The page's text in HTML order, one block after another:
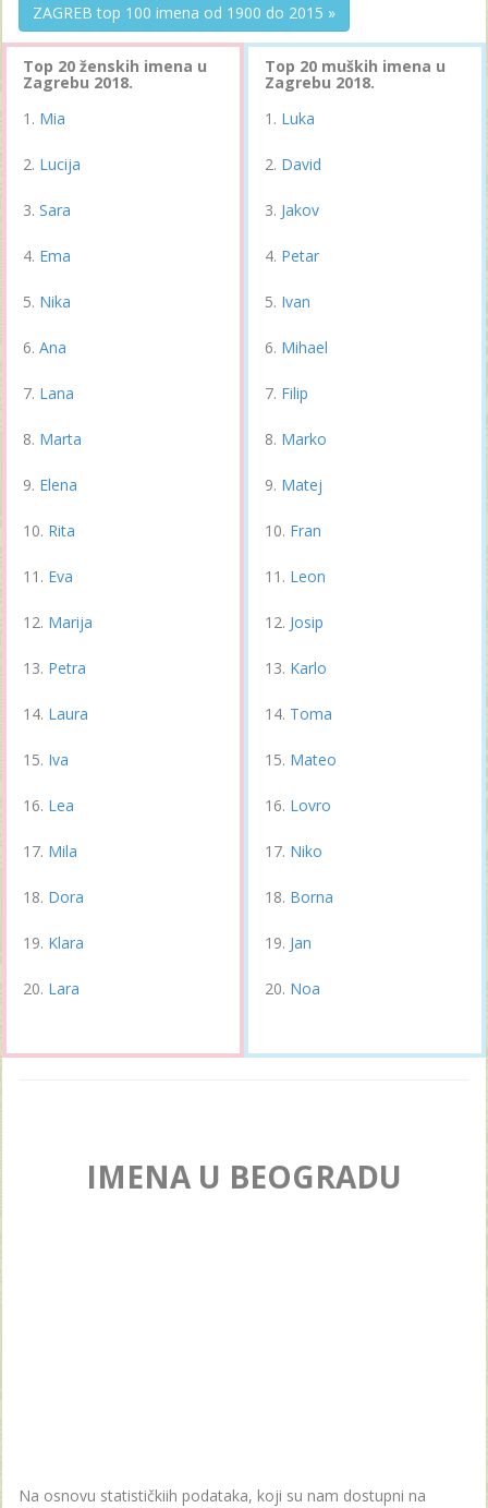
ZAGREB top 100 imena od 1900 do 2015 »
Top 20 ženskih imena u
Zagrebu 2018.
Mia
Lucija
Sara
Ema
Nika
Ana
Lana
Marta
Elena
Rita
Eva
Marija
Petra
Laura
Iva
Lea
Mila
Dora
Klara
Lara
Top 20 muških imena u
Zagrebu 2018.
Luka
David
Jakov
Petar
Ivan
Mihael
Filip
Marko
Matej
Fran
Leon
Josip
Karlo
Toma
Mateo
Lovro
Niko
Borna
Jan
Noa
IMENA U BEOGRADU
Na osnovu statističkiih podataka, koji su nam dostupni na